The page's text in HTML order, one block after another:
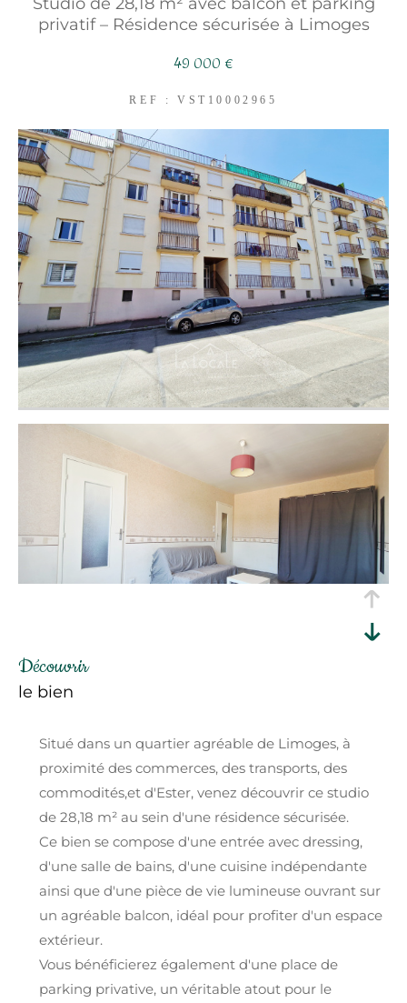
privatif – Résidence sécurisée à Limoges
49 000 €
REF : VST10002965
découvrir
le bien
Situé dans un quartier agréable de Limoges, à
proximité des commerces, des transports, des
commodités,et d'Ester, venez découvrir ce studio
de 28,18 m² au sein d'une résidence sécurisée.
Ce bien se compose d'une entrée avec dressing,
d'une salle de bains, d'une cuisine indépendante
ainsi que d'une pièce de vie lumineuse ouvrant sur
un agréable balcon, idéal pour profiter d'un espace
extérieur.
Vous bénéficierez également d'une place de
parking privative, un véritable atout pour le
FILTRER PAR
RECHERCHER